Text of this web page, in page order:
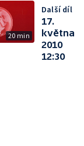
20 min
Další díl
17.
května
2010
12:30